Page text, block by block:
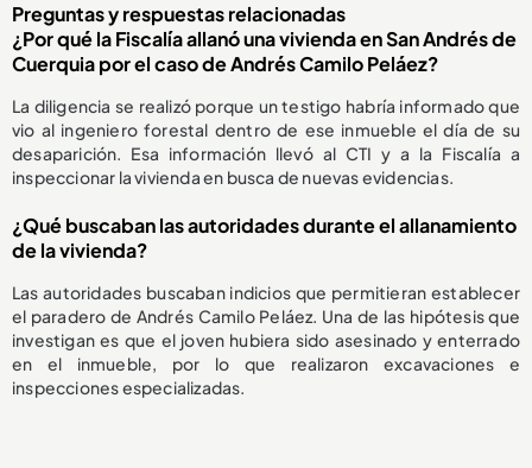
Preguntas y respuestas relacionadas
¿Por qué la Fiscalía allanó una vivienda en San Andrés de
Cuerquia por el caso de Andrés Camilo Peláez?
La diligencia se realizó porque un testigo habría informado que
vio al ingeniero forestal dentro de ese inmueble el día de su
desaparición. Esa información llevó al CTI y a la Fiscalía a
inspeccionar la vivienda en busca de nuevas evidencias.
¿Qué buscaban las autoridades durante el allanamiento
de la vivienda?
Las autoridades buscaban indicios que permitieran establecer
el paradero de Andrés Camilo Peláez. Una de las hipótesis que
investigan es que el joven hubiera sido asesinado y enterrado
en el inmueble, por lo que realizaron excavaciones e
inspecciones especializadas.